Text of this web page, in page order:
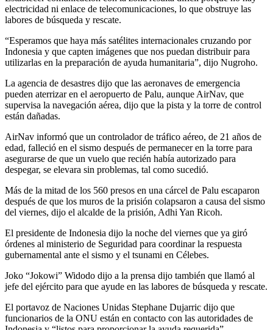
electricidad ni enlace de telecomunicaciones, lo que obstruye las
labores de búsqueda y rescate.
“Esperamos que haya más satélites internacionales cruzando por
Indonesia y que capten imágenes que nos puedan distribuir para
utilizarlas en la preparación de ayuda humanitaria”, dijo Nugroho.
La agencia de desastres dijo que las aeronaves de emergencia
pueden aterrizar en el aeropuerto de Palu, aunque AirNav, que
supervisa la navegación aérea, dijo que la pista y la torre de control
están dañadas.
AirNav informó que un controlador de tráfico aéreo, de 21 años de
edad, falleció en el sismo después de permanecer en la torre para
asegurarse de que un vuelo que recién había autorizado para
despegar, se elevara sin problemas, tal como sucedió.
Más de la mitad de los 560 presos en una cárcel de Palu escaparon
después de que los muros de la prisión colapsaron a causa del sismo
del viernes, dijo el alcalde de la prisión, Adhi Yan Ricoh.
El presidente de Indonesia dijo la noche del viernes que ya giró
órdenes al ministerio de Seguridad para coordinar la respuesta
gubernamental ante el sismo y el tsunami en Célebes.
Joko “Jokowi” Widodo dijo a la prensa dijo también que llamó al
jefe del ejército para que ayude en las labores de búsqueda y rescate.
El portavoz de Naciones Unidas Stephane Dujarric dijo que
funcionarios de la ONU están en contacto con las autoridades de